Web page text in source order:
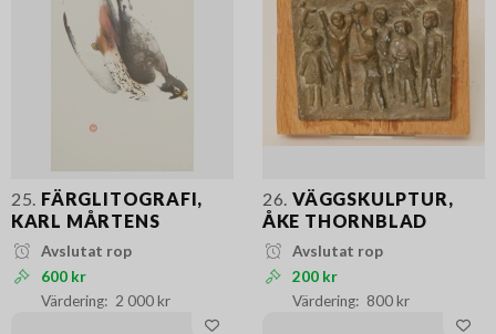
25. FÄRGLITOGRAFI,
KARL MÅRTENS
Avslutat rop
600 kr
2 000 kr
26. VÄGGSKULPTUR,
ÅKE THORNBLAD
Avslutat rop
200 kr
800 kr